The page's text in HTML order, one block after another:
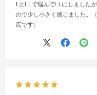
LとLLで悩んでLLにしました
ので少し小さく感じました。
広です）